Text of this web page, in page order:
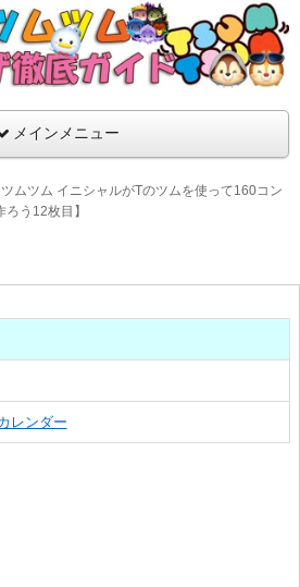
ツムツム攻略・裏ワザ徹底
に手が届くツムツム攻略サイト！新ツ
ムツムを120％楽しめるサイトを目指し
メインメニュー
ツムツム イニシャルがTのツムを使って160コン
う12枚目】
レンダー